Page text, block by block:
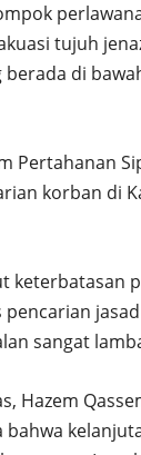
tujuh
berada di
Pertahanan
korban di
keterbatasan
sangat
Hazem
bahwa